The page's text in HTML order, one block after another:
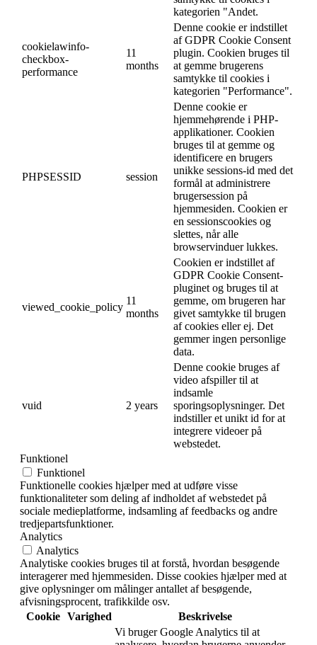
kategorien "Andet.
cookielawinfo-
checkbox-
performance
11
months
Denne cookie er indstillet
af GDPR Cookie Consent
plugin. Cookien bruges til
at gemme brugerens
samtykke til cookies i
kategorien "Performance".
PHPSESSID session
Denne cookie er
hjemmehørende i PHP-
applikationer. Cookien
bruges til at gemme og
identificere en brugers
unikke sessions-id med det
formål at administrere
brugersession på
hjemmesiden. Cookien er
en sessionscookies og
slettes, når alle
browservinduer lukkes.
viewed_cookie_policy
11
months
Cookien er indstillet af
GDPR Cookie Consent-
pluginet og bruges til at
gemme, om brugeren har
givet samtykke til brugen
af cookies eller ej. Det
gemmer ingen personlige
data.
vuid 2 years
Denne cookie bruges af
video afspiller til at
indsamle
sporingsoplysninger. Det
indstiller et unikt id for at
integrere videoer på
webstedet.
Funktionel
Funktionel
Funktionelle cookies hjælper med at udføre visse
funktionaliteter som deling af indholdet af webstedet på
sociale medieplatforme, indsamling af feedbacks og andre
tredjepartsfunktioner.
Analytics
Analytics
Analytiske cookies bruges til at forstå, hvordan besøgende
interagerer med hjemmesiden. Disse cookies hjælper med at
give oplysninger om målinger antallet af besøgende,
afvisningsprocent, trafikkilde osv.
Cookie Varighed
Beskrivelse
Vi bruger Google Analytics til at